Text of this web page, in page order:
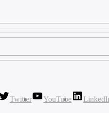
Twitter YouTube